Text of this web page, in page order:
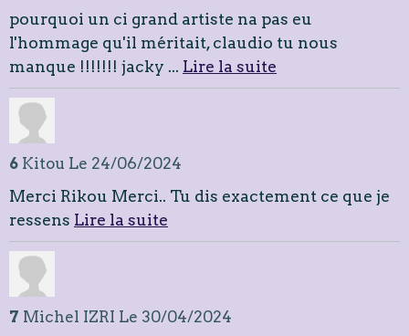
pourquoi un ci grand artiste na pas eu
l'hommage qu'il méritait, claudio tu nous
manque !!!!!!! jacky ... Lire la suite
6 Kitou Le 24/06/2024
Merci Rikou Merci.. Tu dis exactement ce que je
ressens Lire la suite
7 Michel IZRI Le 30/04/2024